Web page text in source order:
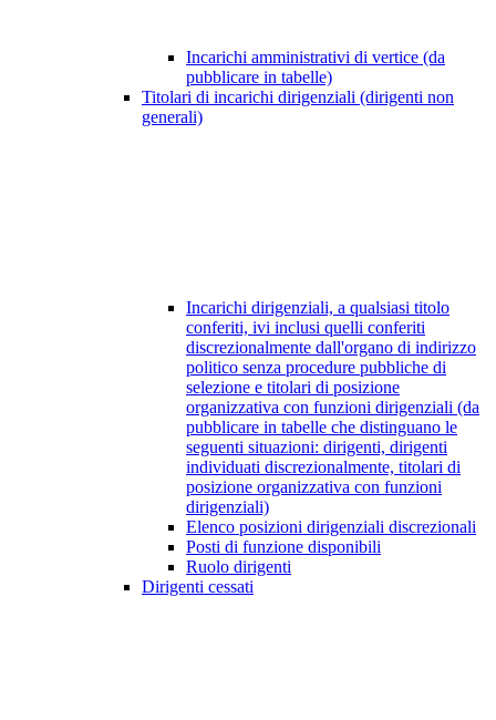
Incarichi amministrativi di vertice (da
pubblicare in tabelle)
Titolari di incarichi dirigenziali (dirigenti non
generali)
Incarichi dirigenziali, a qualsiasi titolo
conferiti, ivi inclusi quelli conferiti
discrezionalmente dall'organo di indirizzo
politico senza procedure pubbliche di
selezione e titolari di posizione
organizzativa con funzioni dirigenziali (da
pubblicare in tabelle che distinguano le
seguenti situazioni: dirigenti, dirigenti
individuati discrezionalmente, titolari di
posizione organizzativa con funzioni
dirigenziali)
Elenco posizioni dirigenziali discrezionali
Posti di funzione disponibili
Ruolo dirigenti
Dirigenti cessati